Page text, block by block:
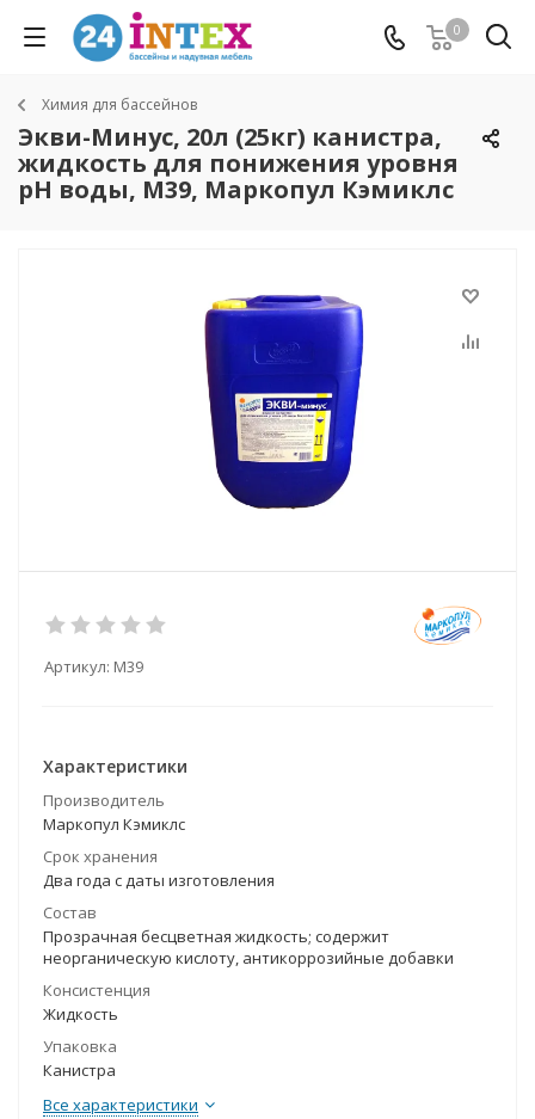
0
Химия для бассейнов
Экви-Минус, 20л (25кг) канистра,
жидкость для понижения уровня
рН воды, М39, Маркопул Кэмиклс
Артикул: М39
Характеристики
Производитель
Маркопул Кэмиклс
Срок хранения
Два года с даты изготовления
Состав
Прозрачная бесцветная жидкость; содержит
неорганическую кислоту, антикоррозийные добавки
Консистенция
Жидкость
Упаковка
Канистра
Все характеристики